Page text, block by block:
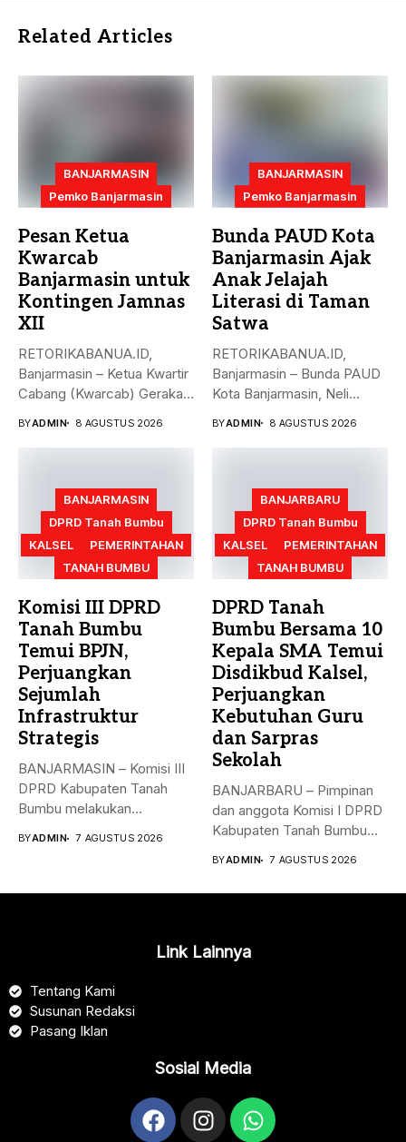
Related Articles
BANJARMASIN
Pemko Banjarmasin
Pesan Ketua
Kwarcab
Banjarmasin untuk
Kontingen Jamnas
XII
RETORIKABANUA.ID,
Banjarmasin – Ketua Kwartir
Cabang (Kwarcab) Gerakan
BYADMIN 8 AGUSTUS 2026
BANJARMASIN
Pemko Banjarmasin
Bunda PAUD Kota
Banjarmasin Ajak
Anak Jelajah
Literasi di Taman
Satwa
RETORIKABANUA.ID,
Banjarmasin – Bunda PAUD
Kota Banjarmasin, Neli
BYADMIN 8 AGUSTUS 2026
BANJARMASIN
DPRD Tanah Bumbu
KALSEL
PEMERINTAHAN
TANAH BUMBU
Komisi III DPRD
Tanah Bumbu
Temui BPJN,
Perjuangkan
Sejumlah
Infrastruktur
Strategis
BANJARMASIN – Komisi III
DPRD Kabupaten Tanah
Bumbu melakukan
BYADMIN 7 AGUSTUS 2026
BANJARBARU
DPRD Tanah Bumbu
KALSEL
PEMERINTAHAN
TANAH BUMBU
DPRD Tanah
Bumbu Bersama 10
Kepala SMA Temui
Disdikbud Kalsel,
Perjuangkan
Kebutuhan Guru
dan Sarpras
Sekolah
BANJARBARU – Pimpinan
dan anggota Komisi I DPRD
Kabupaten Tanah Bumbu
BYADMIN 7 AGUSTUS 2026
Link Lainnya
Tentang Kami
Susunan Redaksi
Pasang Iklan
Sosial Media